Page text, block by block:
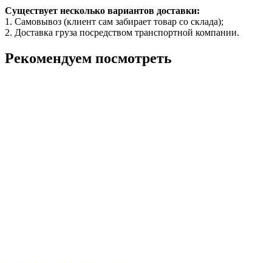
Существует несколько вариантов доставки:
1. Самовывоз (клиент сам забирает товар со склада);
2. Доставка груза посредством транспортной компании.
Рекомендуем посмотреть